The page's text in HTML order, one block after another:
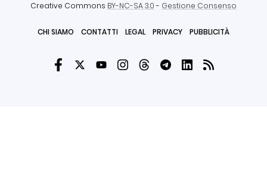
Creative Commons BY-NC-SA 3.0- Gestione Consenso
CHI SIAMO CONTATTI LEGAL PRIVACY PUBBLICITÀ